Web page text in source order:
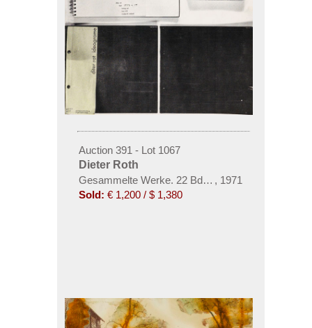
Auction 391 - Lot 1067
Dieter Roth
Gesammelte Werke. 22 Bde. Dieter Roth, 1971-85
, 1971
Sold: € 1,200 / $ 1,380